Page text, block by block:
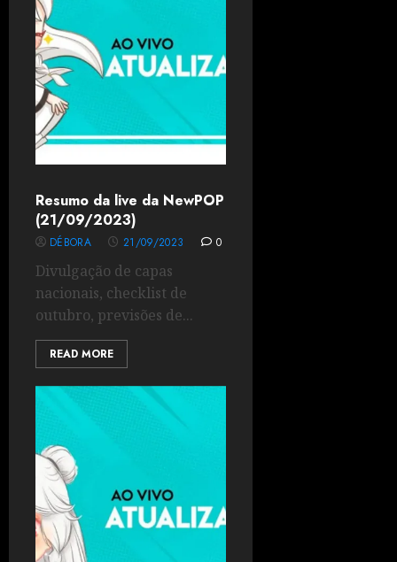
Resumo da live da NewPOP
(21/09/2023)
DÉBORA 21/09/2023 0
Divulgação de capas
nacionais, checklist de
outubro, previsões de...
READ MORE